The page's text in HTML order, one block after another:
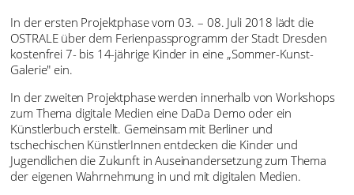
In der ersten Projektphase vom 03. – 08. Juli 2018 lädt die
OSTRALE über dem Ferienpassprogramm der Stadt Dresden
kostenfrei 7- bis 14-jährige Kinder in eine „Sommer-Kunst-
Galerie" ein.
In der zweiten Projektphase werden innerhalb von Workshops
zum Thema digitale Medien eine DaDa Demo oder ein
Künstlerbuch erstellt. Gemeinsam mit Berliner und
tschechischen KünstlerInnen entdecken die Kinder und
Jugendlichen die Zukunft in Auseinandersetzung zum Thema
der eigenen Wahrnehmung in und mit digitalen Medien.